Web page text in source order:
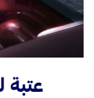
عتبة